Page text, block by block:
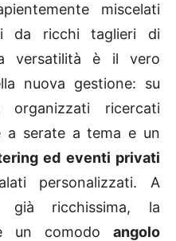
miscelati
da ricchi taglieri di
versatilità è il vero
nuova gestione: su
organizzati ricercati
a serate a tema e un
ed eventi privati
personalizzati. A
già ricchissima, la
un comodo angolo